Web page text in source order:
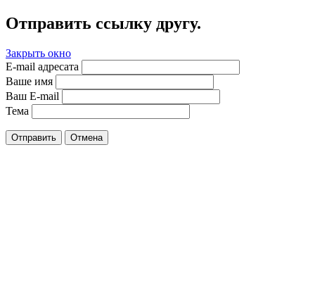
Отправить ссылку другу.
Закрыть окно
E-mail адресата
Ваше имя
Ваш E-mail
Тема
Отправить Отмена